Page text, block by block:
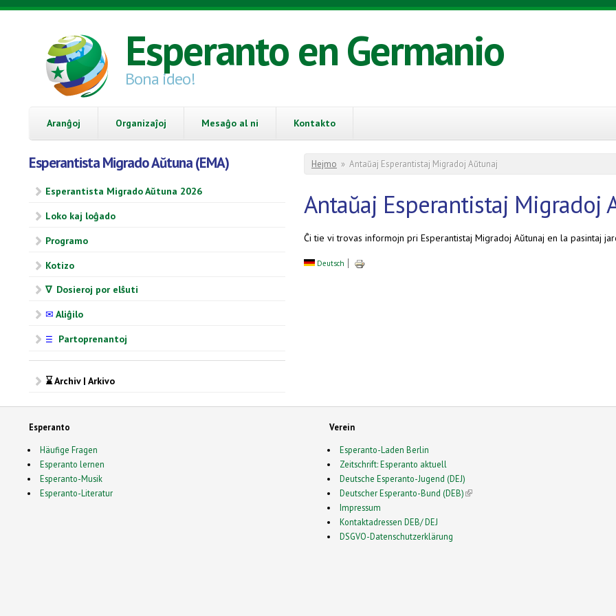
Skip to main content
Esperanto en Germanio
Bona ideo!
Aranĝoj Organizaĵoj Mesaĝo al ni Kontakto
Esperantista Migrado Aŭtuna (EMA)
Esperantista Migrado Aŭtuna 2026
Loko kaj loĝado
Programo
Kotizo
∇ Dosieroj por elŝuti
✉ Aliĝilo
☰ Partoprenantoj
⌛ Archiv | Arkivo
You are here
Hejmo » Antaŭaj Esperantistaj Migradoj Aŭtunaj
Antaŭaj Esperantistaj Migradoj
Ĉi tie vi trovas informojn pri Esperantistaj Migradoj Aŭtunaj en la pasintaj
Deutsch
Esperanto
Häufige Fragen
Esperanto lernen
Esperanto-Musik
Esperanto-Literatur
Verein
Esperanto-Laden Berlin
Zeitschrift: Esperanto aktuell
Deutsche Esperanto-Jugend (DEJ)
Deutscher Esperanto-Bund (DEB)(link is external)
Impressum
Kontaktadressen DEB/ DEJ
DSGVO-Datenschutzerklärung